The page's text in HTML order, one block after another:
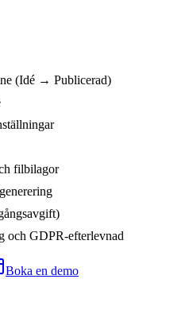
(Idé → Publicerad)
filbilagor
och GDPR-efterlevnad
Boka en demo